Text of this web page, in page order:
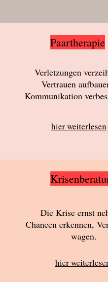
Paartherapie
Verletzungen
Vertrauen
Kommunikation
hier weiterlesen
Die Krise ernst
Chancen erkennen,
wagen.
hier